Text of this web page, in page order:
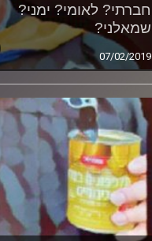
חברתי? לאומי? ימני?
שמאלני?
07/02/2019